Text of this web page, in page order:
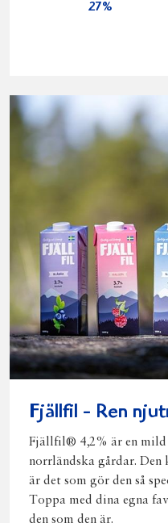
27%
Fjällfil - Ren
Fjällfil® 4,2% är en
norrländska gårdar.
är det som gör den så
Toppa med dina egna
den som den är.